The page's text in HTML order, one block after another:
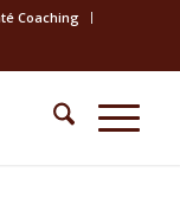
Coaching